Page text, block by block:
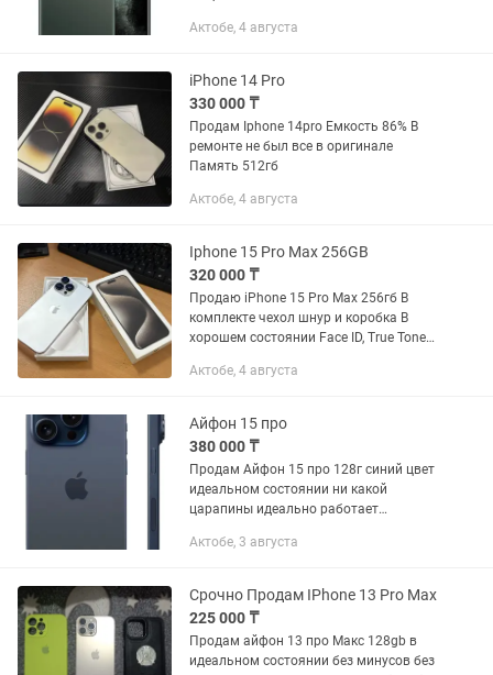
Актобе, 4 августа
iPhone 14 Pro
330 000 ₸
Продам Iphone 14pro Емкость 86% В
ремонте не был все в оригинале
Память 512гб
Актобе, 4 августа
Iphone 15 Pro Max 256GB
320 000 ₸
Продаю iPhone 15 Pro Max 256гб В
комплекте чехол шнур и коробка В
хорошем состоянии Face ID, True Tone
физическая и e sim Полностью
Актобе, 4 августа
Айфон 15 про
380 000 ₸
Продам Айфон 15 про 128г синий цвет
идеальном состоянии ни какой
царапины идеально работает
Актобе, 3 августа
Срочно Продам IPhone 13 Pro Max
225 000 ₸
Продам айфон 13 про Макс 128gb в
идеальном состоянии без минусов без